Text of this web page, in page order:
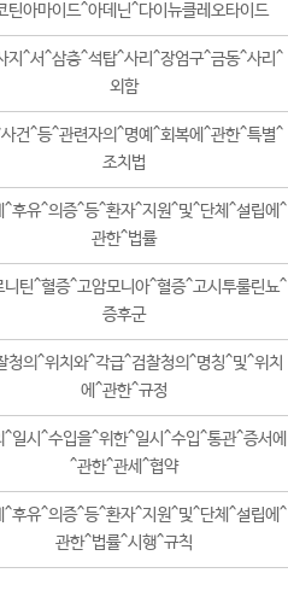
틴아마이드^아데닌^다이뉴클레오타이드
지^서^삼층^석탑^사리^장엄구^금동^사리^
외함
건^등^관련자의^명예^회복에^관한^특별^
조치법
^후유^의증^등^환자^지원^및^단체^설립에^
관한^법률
니틴^혈증^고암모니아^혈증^고시투룰린뇨^
증후군
청의^위치와^각급^검찰청의^명칭^및^위치
에^관한^규정
^일시^수입을^위한^일시^수입^통관^증서에
^관한^관세^협약
^후유^의증^등^환자^지원^및^단체^설립에^
관한^법률^시행^규칙